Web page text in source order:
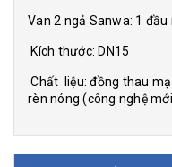
Van 2 ngả Sanwa: 1
Kích thước: DN15
Chất liệu: đồng thau
rèn nóng (công nghệ